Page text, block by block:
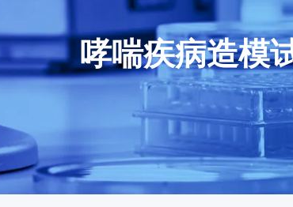
哮喘疾病造模